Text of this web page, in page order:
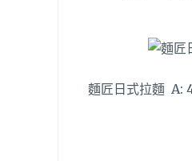
麵匠日式拉麵 A: